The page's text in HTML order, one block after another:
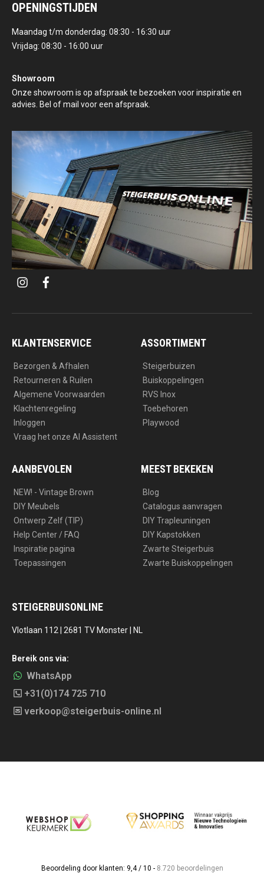
OPENINGSTIJDEN
Maandag t/m donderdag: 08:30 - 16:30 uur
Vrijdag: 08:30 - 16:00 uur
Showroom
Onze showroom is op afspraak te bezoeken voor inspiratie en
advies. Bel of mail voor een afspraak.
i
t
a
f
e
k
KLANTENSERVICE
Bezorgen & Afhalen
Retourneren & Ruilen
Algemene Voorwaarden
Klachtenregeling
Inloggen
Vraag het onze AI Assistent
ASSORTIMENT
Steigerbuizen
Buiskoppelingen
RVS Inox
Toebehoren
Playwood
AANBEVOLEN
NEW! - Vintage Brown
DIY Meubels
Ontwerp Zelf (TIP)
Help Center / FAQ
Inspiratie pagina
Toepassingen
MEEST BEKEKEN
Blog
Catalogus aanvragen
DIY Trapleuningen
DIY Kapstokken
Zwarte Steigerbuis
Zwarte Buiskoppelingen
STEIGERBUISONLINE
Vlotlaan 112 | 2681 TV Monster | NL
Bereik ons via:
WhatsApp
+31(0)174 725 710
verkoop@steigerbuis-online.nl
Beoordeling door klanten: 9,4 / 10 - 8.720 beoordelingen